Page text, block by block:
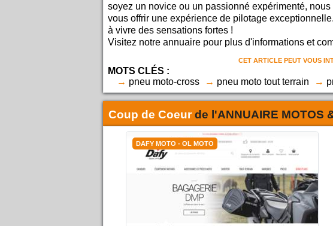
soyez un novice ou un passionné expérimenté,
vous offrir une expérience de pilotage
à vivre des sensations fortes !
Visitez notre annuaire pour plus d'informations et
CET ARTICLE PEUT VOUS
MOTS CLÉS :
pneu moto-cross
pneu moto tout terrain
Coup de Coeurde l'ANNUAIRE MOTOS
DAFY MOTO - OL MOTO